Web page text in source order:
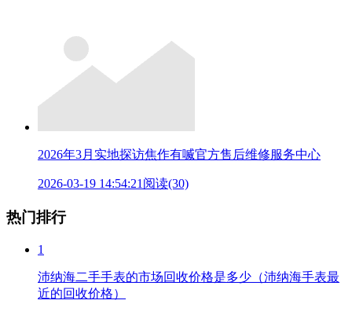
2026年3月实地探访焦作有喴官方售后维修服务中心
2026-03-19 14:54:21 阅读(30)
热门排行
1
沛纳海二手手表的市场回收价格是多少（沛纳海手表最
近的回收价格）